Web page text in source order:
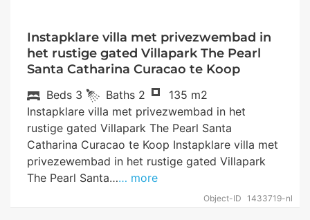
Instapklare villa met privezwembad in
het rustige gated Villapark The Pearl
Santa Catharina Curacao te Koop
Object-ID 1433719-nl
Beds 3 Baths 2
135 m2
Instapklare villa met privezwembad in het
rustige gated Villapark The Pearl Santa
Catharina Curacao te Koop Instapklare villa met
privezewembad in het rustige gated Villapark
The Pearl Santa…… more